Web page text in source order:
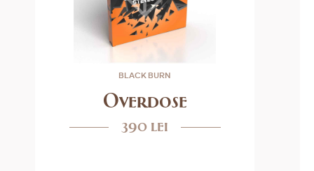
BLACK BURN
Overdose
390 lei